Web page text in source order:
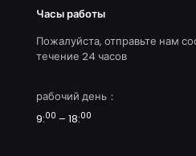
Часы работы
Пожалуйста, отправьте нам
течение 24 часов
рабочий день：
9:00 – 18:00